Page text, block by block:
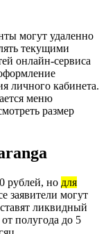
могут удаленно
текущими
онлайн-сервиса
личного кабинета.
меню
размер
рублей, но для
заявители могут
ликвидный
полугода до 5